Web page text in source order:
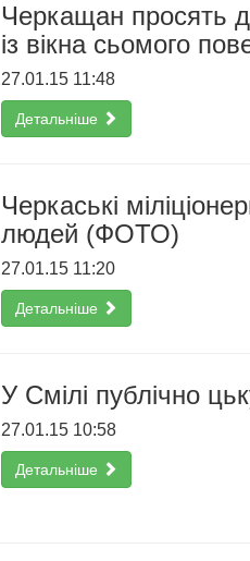
Черкащан просять
із вікна сьомого
27.01.15 11:48
Детальніше
Черкаські
людей (ФОТО)
27.01.15 11:20
Детальніше
У Смілі публічно
27.01.15 10:58
Детальніше